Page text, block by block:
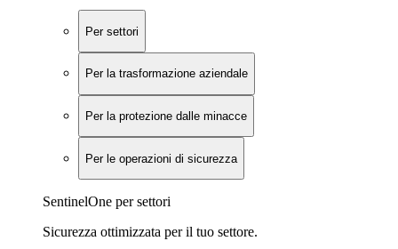
Per settori
Per la trasformazione aziendale
Per la protezione dalle minacce
Per le operazioni di sicurezza
SentinelOne per settori
Sicurezza ottimizzata per il tuo settore.